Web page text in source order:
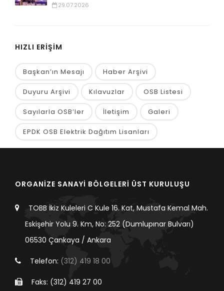
29.07.2026
HIZLI ERİŞİM
Başkan’ın Mesajı Haber Arşivi
Duyuru Arşivi Kılavuzlar OSB Listesi
Sayılarla OSB’ler İletişim Galeri
EPDK OSB Elektrik Dağıtım Lisanları
ORGANİZE SANAYİ BÖLGELERİ ÜST KURULUŞU
TOBB İkiz Kuleleri C Kule 16. Kat, Mustafa Kemal Mah.
Eskişehir Yolu 9. Km, No: 252 (Dumlupınar Bulvarı)
06530 Çankaya / Ankara
Telefon: (312) 419 18 00
Faks: (312) 419 27 00